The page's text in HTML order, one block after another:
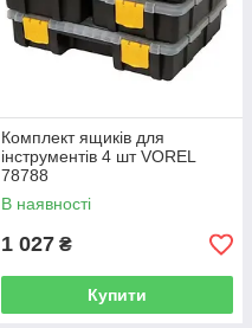
Комплект ящиків для
інструментів 4 шт VOREL
78788
В наявності
1 027 ₴
Купити